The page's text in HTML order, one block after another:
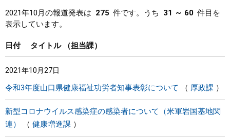
教育・文化・スポーツ
しごと・産業・観光
県政情報
2021年10月の報道発表は 275 件です。うち 31 ～ 60 件目を
表示しています。
日付 タイトル 担当課
2021年10月27日
令和3年度山口県健康福祉功労者知事表彰について 厚政課
新型コロナウイルス感染症の感染者について（米軍岩国基地関
連）
健康増進課